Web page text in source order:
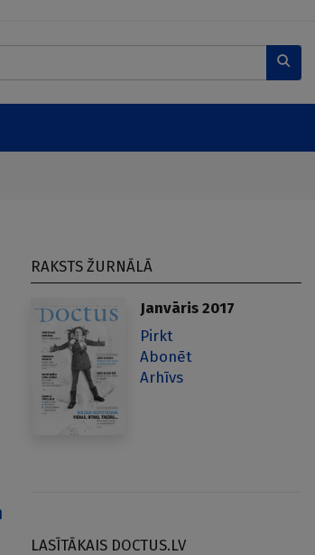
RAKSTS ŽURNĀLĀ
Janvāris 2017
Pirkt
Abonēt
Arhīvs
LASĪTĀKAIS DOCTUS.LV